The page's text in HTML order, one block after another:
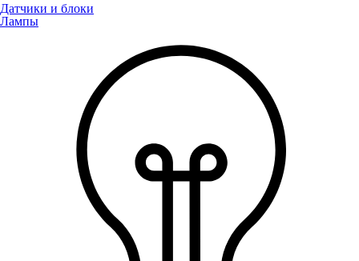
Датчики и блоки
Лампы